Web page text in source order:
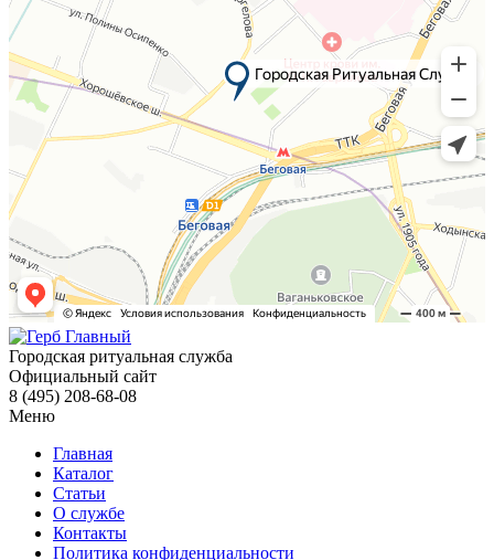
Городская ритуальная служба
Официальный сайт
8 (495) 208-68-08
Меню
Главная
Каталог
Статьи
О службе
Контакты
Политика конфиденциальности